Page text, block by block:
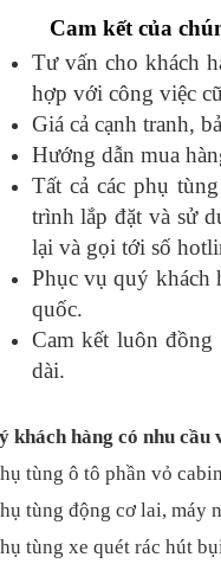
Cam kết của
Tư vấn cho khách
hợp với công việc
Giá cả cạnh tranh,
Hướng dẫn mua
Tất cả các phụ
trình lắp đặt và sử
lại và gọi tới số
Phục vụ quý khách
quốc.
Cam kết luôn
dài.
khách hàng có nhu cầu
tùng ô tô phần vỏ
tùng động cơ lai, máy
tùng xe quét rác hút